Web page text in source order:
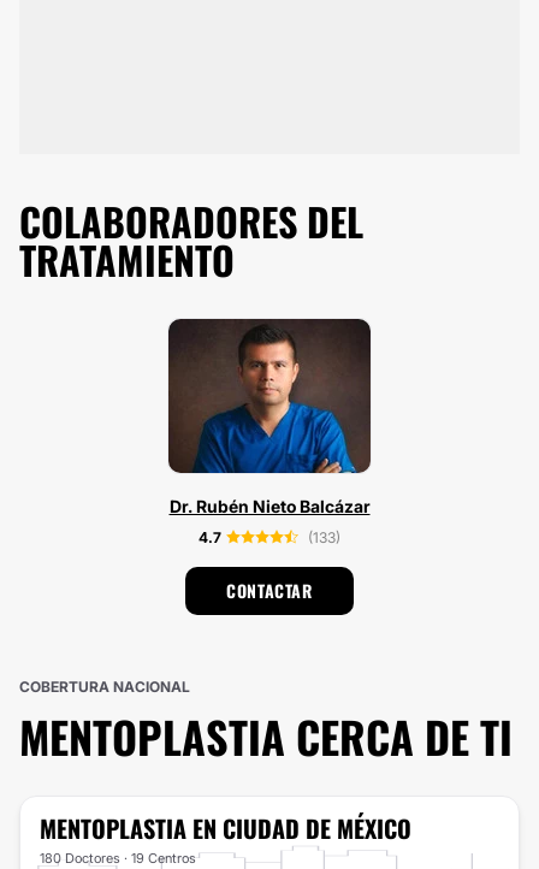
COLABORADORES DEL
TRATAMIENTO
Dr. Rubén Nieto Balcázar
4.7 (133)
CONTACTAR
COBERTURA NACIONAL
MENTOPLASTIA CERCA DE TI
MENTOPLASTIA EN CIUDAD DE MÉXICO
180 Doctores · 19 Centros